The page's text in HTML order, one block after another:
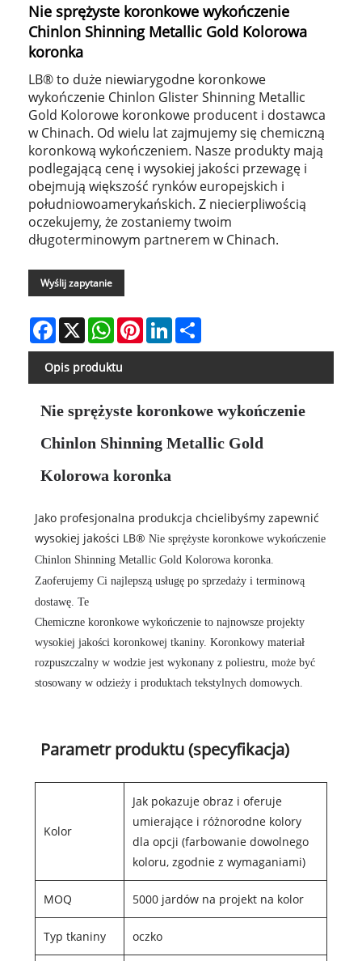
Nie sprężyste koronkowe wykończenie
Chinlon Shinning Metallic Gold Kolorowa
koronka
LB® to duże niewiarygodne koronkowe
wykończenie Chinlon Glister Shinning Metallic
Gold Kolorowe koronkowe producent i dostawca
w Chinach. Od wielu lat zajmujemy się chemiczną
koronkową wykończeniem. Nasze produkty mają
podlegającą cenę i wysokiej jakości przewagę i
obejmują większość rynków europejskich i
południowoamerykańskich. Z niecierpliwością
oczekujemy, że zostaniemy twoim
długoterminowym partnerem w Chinach.
Wyślij zapytanie
Facebook
X WhatsAppPinterestLinkedIn
Opis produktu
Nie sprężyste koronkowe wykończenie
Chinlon Shinning Metallic Gold
Kolorowa koronka
Jako profesjonalna produkcja chcielibyśmy zapewnić
wysokiej jakości LB® Nie sprężyste koronkowe wykończenie
Chinlon Shinning Metallic Gold Kolorowa koronka.
Zaoferujemy Ci najlepszą usługę po sprzedaży i terminową
dostawę. Te
Chemiczne koronkowe wykończenie to najnowsze projekty
wysokiej jakości koronkowej tkaniny. Koronkowy materiał
rozpuszczalny w wodzie jest wykonany z poliestru, może być
stosowany w odzieży i produktach tekstylnych domowych.
Parametr produktu (specyfikacja)
Kolor
Jak pokazuje obraz i oferuje
umierające i różnorodne kolory
dla opcji (farbowanie dowolnego
koloru, zgodnie z wymaganiami)
MOQ 5000 jardów na projekt na kolor
Typ tkaniny oczko